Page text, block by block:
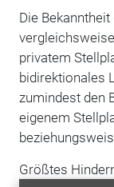
Die Bekanntheit
privatem
bidirektionales
zumindest den
eigenem
Größtes